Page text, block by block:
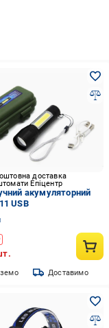
доставка
Епіцентр
акумуляторний
USB
Доставимо